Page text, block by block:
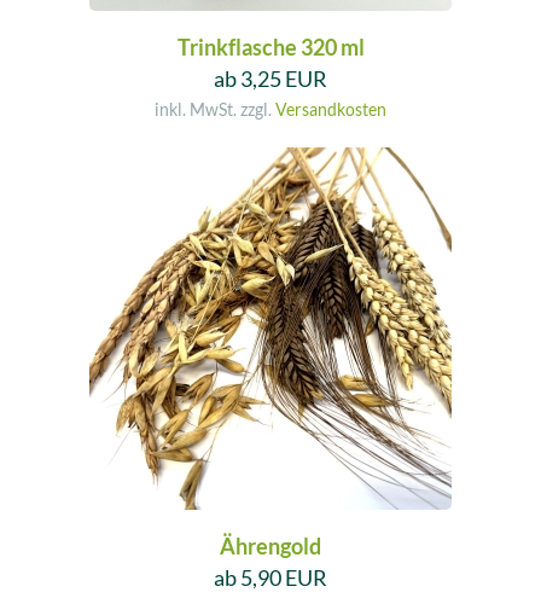
Trinkflasche 320 ml
ab 3,25 EUR
inkl. MwSt. zzgl. Versandkosten
Ährengold
ab 5,90 EUR